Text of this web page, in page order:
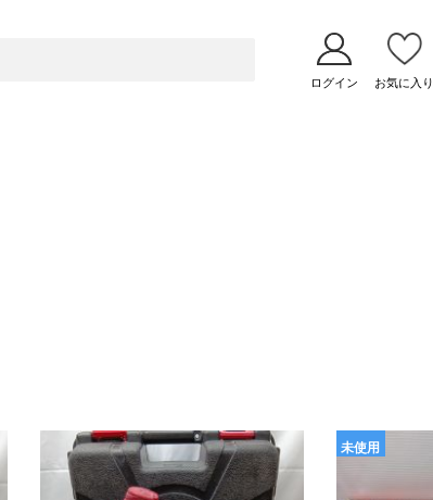
ログイン お気に入り
未使用